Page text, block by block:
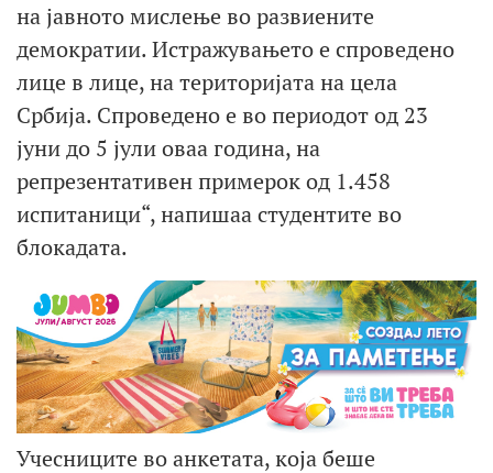
на јавното мислење во развиените
демократии. Истражувањето е спроведено
лице в лице, на територијата на цела
Србија. Спроведено е во периодот од 23
јуни до 5 јули оваа година, на
репрезентативен примерок од 1.458
испитаници“, напишаа студентите во
блокадата.
Учесниците во анкетата, која беше